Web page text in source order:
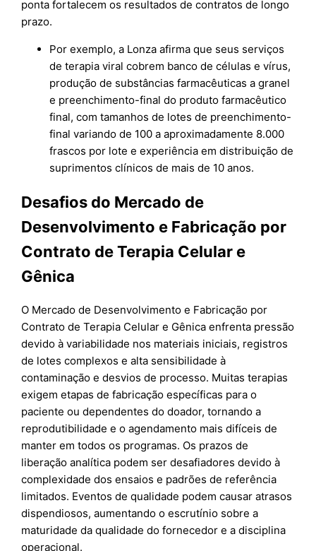
ponta fortalecem os resultados de contratos de longo
prazo.
Por exemplo, a Lonza afirma que seus serviços
de terapia viral cobrem banco de células e vírus,
produção de substâncias farmacêuticas a granel
e preenchimento-final do produto farmacêutico
final, com tamanhos de lotes de preenchimento-
final variando de 100 a aproximadamente 8.000
frascos por lote e experiência em distribuição de
suprimentos clínicos de mais de 10 anos.
Desafios do Mercado de
Desenvolvimento e Fabricação por
Contrato de Terapia Celular e
Gênica
O Mercado de Desenvolvimento e Fabricação por
Contrato de Terapia Celular e Gênica enfrenta pressão
devido à variabilidade nos materiais iniciais, registros
de lotes complexos e alta sensibilidade à
contaminação e desvios de processo. Muitas terapias
exigem etapas de fabricação específicas para o
paciente ou dependentes do doador, tornando a
reprodutibilidade e o agendamento mais difíceis de
manter em todos os programas. Os prazos de
liberação analítica podem ser desafiadores devido à
complexidade dos ensaios e padrões de referência
limitados. Eventos de qualidade podem causar atrasos
dispendiosos, aumentando o escrutínio sobre a
maturidade da qualidade do fornecedor e a disciplina
operacional.